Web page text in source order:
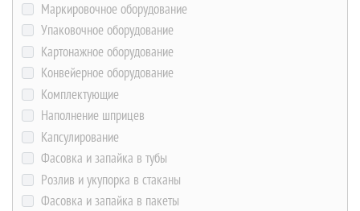
Маркировочное оборудование
Упаковочное оборудование
Картонажное оборудование
Конвейерное оборудование
Комплектующие
Наполнение шприцев
Капсулирование
Фасовка и запайка в тубы
Розлив и укупорка в стаканы
Фасовка и запайка в пакеты